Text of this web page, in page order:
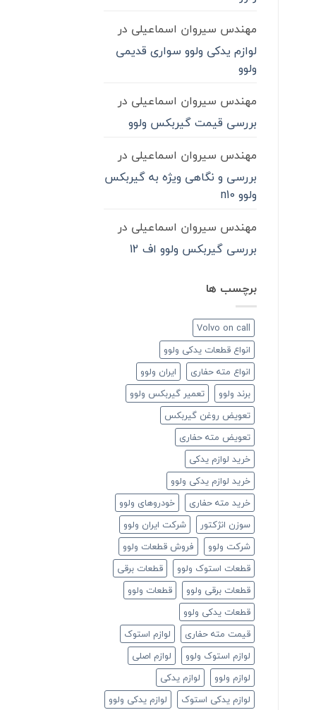
مهندس سیروان اسماعیلی در
لوازم یدکی ولوو سواری قدیمی
ولوو
مهندس سیروان اسماعیلی در
بررسی قیمت گیربکس ولوو
مهندس سیروان اسماعیلی در
بررسی و نگاهی ویژه به گیربکس
ولوو n10
مهندس سیروان اسماعیلی در
بررسی گیربکس ولوو اف 12
برچسب ها
Volvo on call
انواع قطعات یدکی ولوو
انواع مته حفاری
ایران ولوو
برند ولوو
تعمیر گیربکس ولوو
تعویض روغن گیربکس
تعویض مته حفاری
خرید لوازم یدکی
خرید لوازم یدکی ولوو
خرید مته حفاری
خودروهای ولوو
سوزن انژکتور
شرکت ایران ولوو
شرکت ولوو
فروش قطعات ولوو
قطعات استوک ولوو
قطعات برقی
قطعات برقی ولوو
قطعات ولوو
قطعات یدکی ولوو
قیمت مته حفاری
لوازم استوک
لوازم استوک ولوو
لوازم اصلی
لوازم ولوو
لوازم یدکی
لوازم یدکی استوک
لوازم یدکی ولوو